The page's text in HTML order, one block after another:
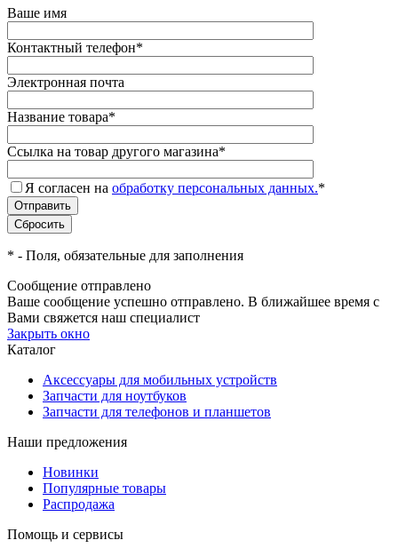
Ваше имя
Контактный телефон*
Электронная почта
Название товара*
Ссылка на товар другого магазина*
Я согласен на обработку персональных данных.*
* - Поля, обязательные для заполнения
Сообщение отправлено
Ваше сообщение успешно отправлено. В ближайшее время с
Вами свяжется наш специалист
Закрыть окно
Каталог
Аксессуары для мобильных устройств
Запчасти для ноутбуков
Запчасти для телефонов и планшетов
Наши предложения
Новинки
Популярные товары
Распродажа
Помощь и сервисы